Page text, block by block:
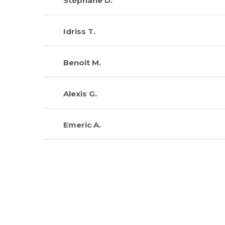
Idriss T.
Benoit M.
Alexis G.
Emeric A.